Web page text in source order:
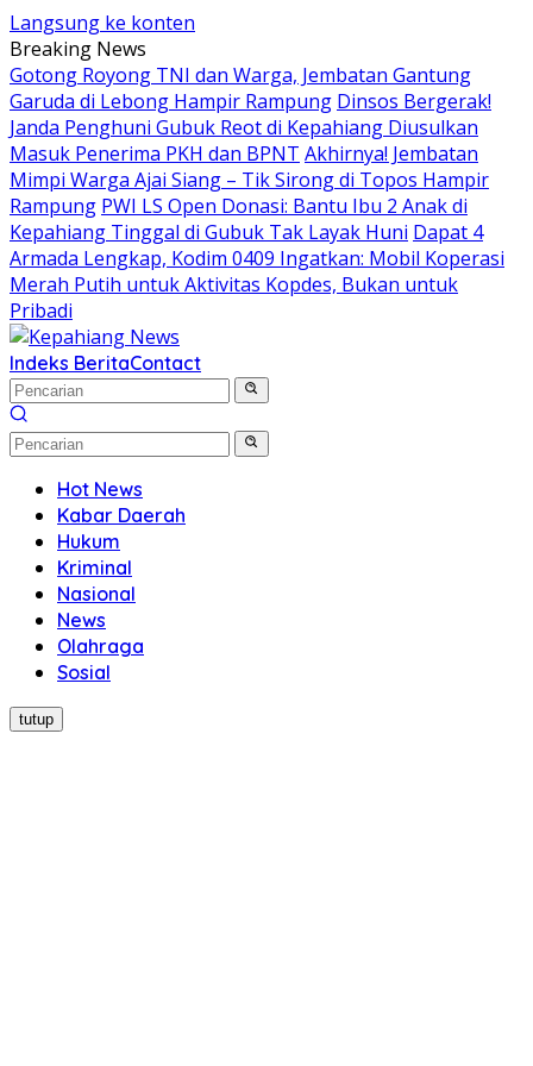
Langsung ke konten
Breaking News
Gotong Royong TNI dan Warga, Jembatan Gantung
Garuda di Lebong Hampir Rampung Dinsos Bergerak!
Janda Penghuni Gubuk Reot di Kepahiang Diusulkan
Masuk Penerima PKH dan BPNT Akhirnya! Jembatan
Mimpi Warga Ajai Siang – Tik Sirong di Topos Hampir
Rampung PWI LS Open Donasi: Bantu Ibu 2 Anak di
Kepahiang Tinggal di Gubuk Tak Layak Huni Dapat 4
Armada Lengkap, Kodim 0409 Ingatkan: Mobil Koperasi
Merah Putih untuk Aktivitas Kopdes, Bukan untuk
Pribadi
Indeks BeritaContact
Hot News
Kabar Daerah
Hukum
Kriminal
Nasional
News
Olahraga
Sosial
tutup